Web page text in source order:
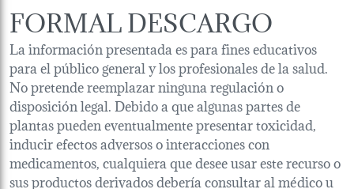
FORMAL DESCARGO
La información presentada es para fines educativos
para el público general y los profesionales de la salud.
No pretende reemplazar ninguna regulación o
disposición legal. Debido a que algunas partes de
plantas pueden eventualmente presentar toxicidad,
inducir efectos adversos o interacciones con
medicamentos, cualquiera que desee usar este recurso o
sus productos derivados debería consultar al médico u